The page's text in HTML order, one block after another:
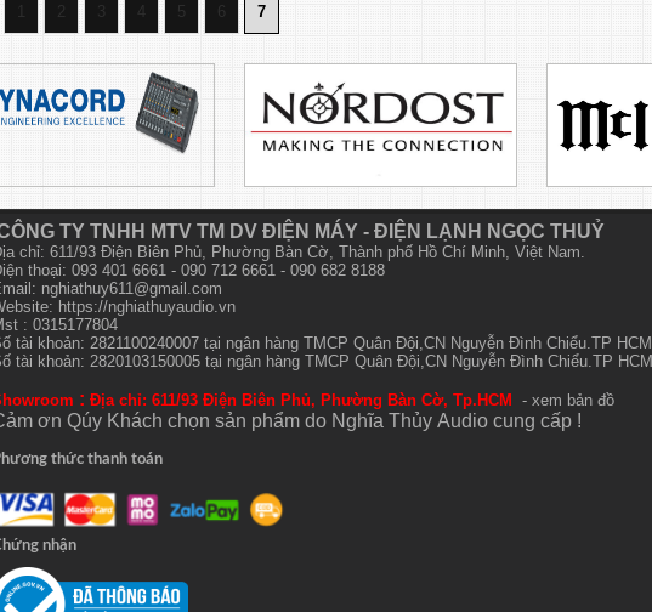
2 3 5 6 7
TY TNHH MTV TM DV ĐIỆN MÁY - ĐIỆN LẠNH NGỌC THUỶ
chỉ: 611/93 Điện Biên Phủ, Phường Bàn Cờ, Thành phố Hồ Chí Minh, Việt Nam.
thoại: 093 401 6661 - 090 712 6661 - 090 682 8188
nghiathuy611@gmail.com
https://nghiathuyaudio.vn
: 0315177804
tài khoản: 2821100240007 tại ngân hàng TMCP Quân Đội,CN Nguyễn Đình Chiểu.TP HCM
tài khoản: 2820103150005 tại ngân hàng TMCP Quân Đội,CN Nguyễn Đình Chiểu.TP HCM
: Địa chỉ: 611/93 Điện Biên Phủ, Phường Bàn Cờ, Tp.HCM - xem bản đồ
ơn Qúy Khách chọn sản phẩm do Nghĩa Thủy Audio cung cấp !
thức thanh toán
nhận